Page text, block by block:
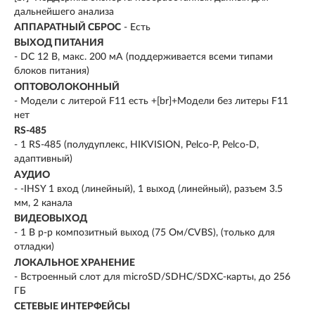
дальнейшего анализа
АППАРАТНЫЙ СБРОС - Есть
ВЫХОД ПИТАНИЯ
- DC 12 В, макс. 200 мA (поддерживается всеми типами
блоков питания)
ОПТОВОЛОКОННЫЙ
- Модели с литерой F11 есть +[br]+Модели без литеры F11
нет
RS-485
- 1 RS-485 (полудуплекс, HIKVISION, Pelco-P, Pelco-D,
адаптивный)
АУДИО
- -IHSY 1 вход (линейный), 1 выход (линейный), разъем 3.5
мм, 2 канала
ВИДЕОВЫХОД
- 1 В p-p композитный выход (75 Ом/CVBS), (только для
отладки)
ЛОКАЛЬНОЕ ХРАНЕНИЕ
- Встроенный слот для microSD/SDHC/SDXC-карты, до 256
ГБ
СЕТЕВЫЕ ИНТЕРФЕЙСЫ